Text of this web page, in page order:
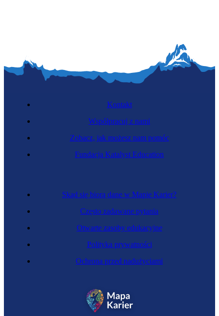
Skąd się biorą dane w Mapie Karier?
Często zadawane pytania
Otwarte zasoby edukacyjne
Polityka prywatności
Ochrona przed nadużyciami
Kontakt
Współpracuj z nami
Zobacz, jak możesz nam pomóc
Fundacja Katalyst Education